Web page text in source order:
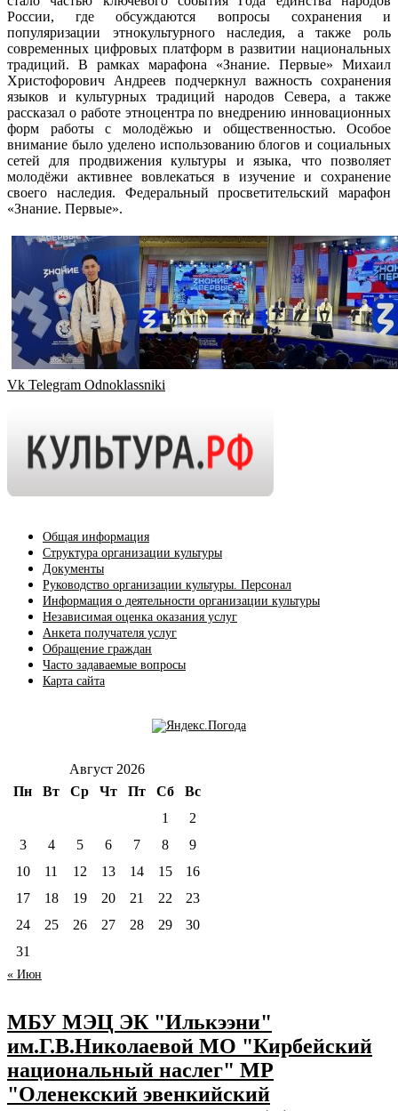
России, где обсуждаются вопросы сохранения и
популяризации этнокультурного наследия, а также роль
современных цифровых платформ в развитии национальных
традиций. В рамках марафона «Знание. Первые» Михаил
Христофорович Андреев подчеркнул важность сохранения
языков и культурных традиций народов Севера, а также
рассказал о работе этноцентра по внедрению инновационных
форм работы с молодёжью и общественностью. Особое
внимание было уделено использованию блогов и социальных
сетей для продвижения культуры и языка, что позволяет
молодёжи активнее вовлекаться в изучение и сохранение
своего наследия. Федеральный просветительский марафон
«Знание. Первые».
Vk Telegram Odnoklassniki
Общая информация
Структура организации культуры
Документы
Руководство организации культуры. Персонал
Информация о деятельности организации культуры
Независимая оценка оказания услуг
Анкета получателя услуг
Обращение граждан
Часто задаваемые вопросы
Карта сайта
Август 2026
Пн
Вт Ср Чт Пт Сб
Вс
1
2
3
4 5 6 7 8
9
10
11 12 13 14 15
16
17
18 19 20 21 22
23
24
25 26 27 28 29
30
31
« Июн
МБУ МЭЦ ЭК "Илькээни"
им.Г.В.Николаевой МО "Кирбейский
национальный наслег" МР
"Оленекский эвенкийский